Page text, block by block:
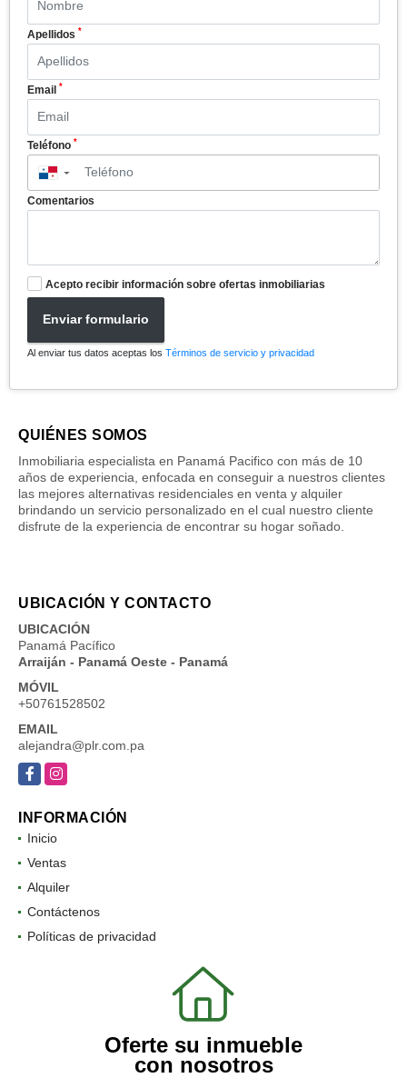
Apellidos *
Email *
Teléfono *
▼
Comentarios
Acepto recibir información sobre ofertas inmobiliarias
Enviar formulario
Al enviar tus datos aceptas los Términos de servicio y privacidad
QUIÉNES SOMOS
Inmobiliaria especialista en Panamá Pacifico con más de 10
años de experiencia, enfocada en conseguir a nuestros clientes
las mejores alternativas residenciales en venta y alquiler
brindando un servicio personalizado en el cual nuestro cliente
disfrute de la experiencia de encontrar su hogar soñado.
UBICACIÓN Y CONTACTO
UBICACIÓN
Panamá Pacífico
Arraiján - Panamá Oeste - Panamá
MÓVIL
+50761528502
EMAIL
alejandra@plr.com.pa
FacebookInstagram
INFORMACIÓN
Inicio
Ventas
Alquiler
Contáctenos
Políticas de privacidad
Oferte su inmueble
con nosotros